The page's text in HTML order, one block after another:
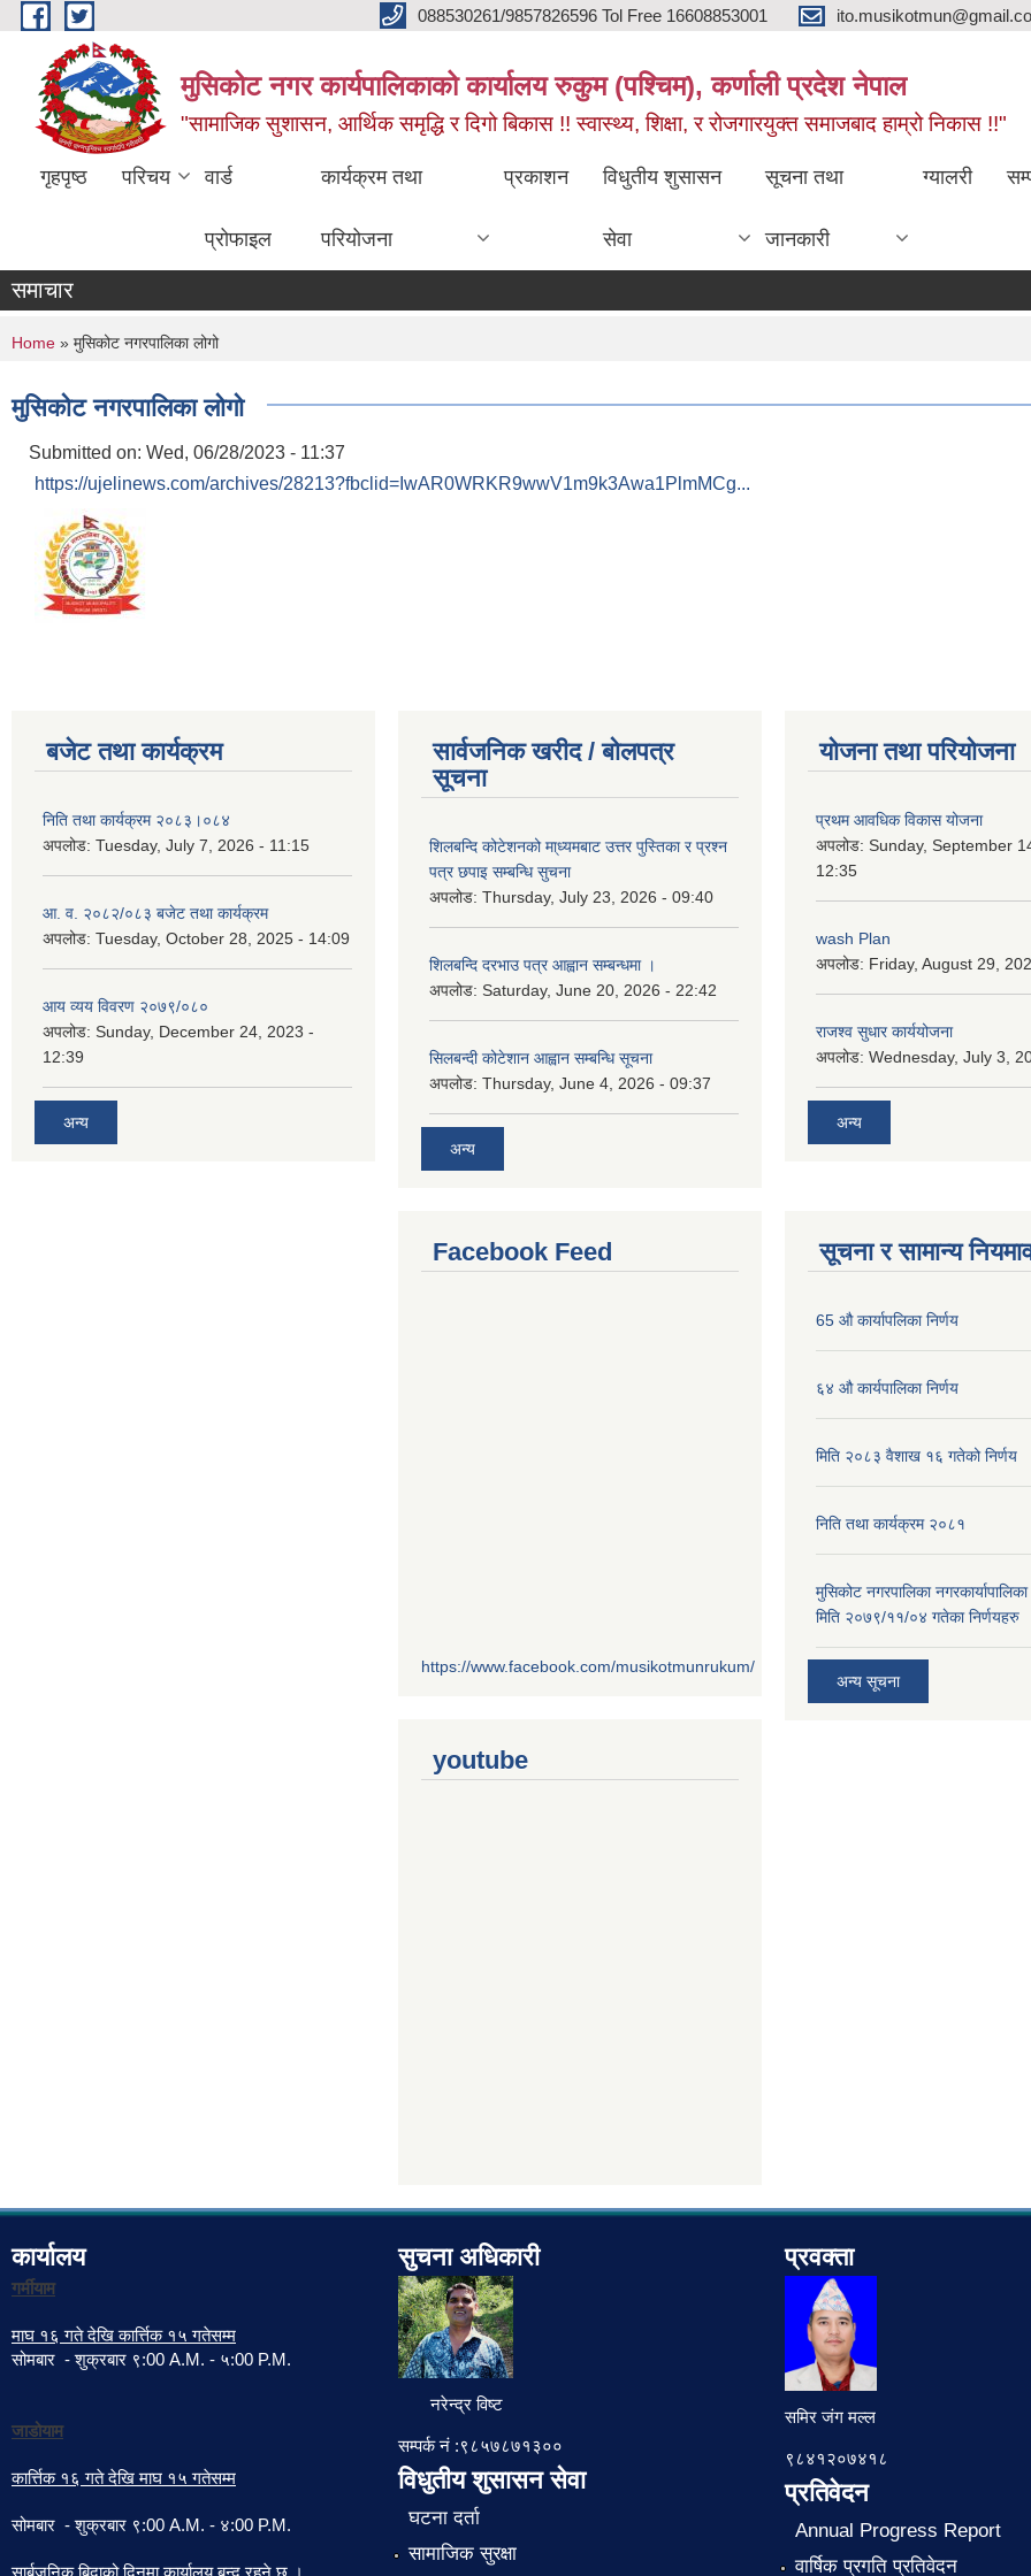
Skip to main content 088530261/9857826596 Tol Free 16608853001
मुसिकोट नगर कार्यपालिकाको कार्यालय रुकुम (पश्चिम), कर्णाली प्रदेश नेपाल
"सामाजिक सुशासन, आर्थिक समृद्धि र दिगो बिकास !! स्वास्थ्य, शिक्षा, र रोजगारयुक्त समाजबाद हाम्रो निकास !!"
गृहपृष्ठ परिचय वार्ड
प्रोफाइल
कार्यक्रम तथा
परियोजना
प्रकाशन विधुतीय शुसासन
सेवा
सूचना तथा
जानकारी
ग्यालरी
समाचार
You are here
Home » मुसिकोट नगरपालिका लोगो
मुसिकोट नगरपालिका लोगो
Submitted on: Wed, 06/28/2023 - 11:37
https://ujelinews.com/archives/28213?fbclid=IwAR0WRKR9wwV1m9k3Awa1PlmMCg...
बजेट तथा कार्यक्रम
निति तथा कार्यक्रम २०८३।०८४
अपलोड: Tuesday, July 7, 2026 - 11:15
आ. व. २०८२/०८३ बजेट तथा कार्यक्रम
अपलोड: Tuesday, October 28, 2025 - 14:09
आय व्यय विवरण २०७९/०८०
अपलोड: Sunday, December 24, 2023 -
12:39
अन्य
सार्वजनिक खरीद / बोलपत्र
सूचना
शिलबन्दि कोटेशनको मा्ध्यमबाट उत्तर पुस्तिका र प्रश्न
पत्र छपाइ सम्बन्धि सुचना
अपलोड: Thursday, July 23, 2026 - 09:40
शिलबन्दि दरभाउ पत्र आह्वान सम्बन्धमा ।
अपलोड: Saturday, June 20, 2026 - 22:42
सिलबन्दी कोटेशान आह्वान सम्बन्धि सूचना
अपलोड: Thursday, June 4, 2026 - 09:37
अन्य
योजना तथा परियोजना
प्रथम आवधिक विकास योजना
अपलोड: Sunday, September
12:35
wash Plan
अपलोड: Friday, August 29,
राजश्व सुधार कार्ययोजना
अपलोड: Wednesday, July 3,
अन्य
Facebook Feed
https://www.facebook.com/musikotmunrukum/
youtube
सूचना र सामान्य
65 औ कार्यापलिका निर्णय
६४ औ कार्यपालिका निर्णय
मिति २०८३ वैशाख १६ गतेको निर्णय
निति तथा कार्यक्रम २०८१
मुसिकोट नगरपालिका
मिति २०७९/११/०४ गतेका निर्णयहरु
अन्य सूचना
कार्यालय
गर्मीयाम
माघ १६ गते देखि कार्त्तिक १५ गतेसम्म
सोमबार - शुक्रबार ९:00 A.M. - ५:00 P.M.
जाडोयाम
कार्त्तिक १६ गते देखि माघ १५ गतेसम्म
सोमबार - शुक्रबार ९:00 A.M. - ४:00 P.M.
सार्बजनिक बिदाको दिनमा कार्यालय बन्द रहने छ ।
सुचना अधिकारी
नरेन्द्र विष्ट
सम्पर्क नं :९८५७८७१३००
विधुतीय शुसासन सेवा
घटना दर्ता
सामाजिक सुरक्षा
प्रवक्ता
समिर जंग मल्ल
९८४१२०७४१८
प्रतिवेदन
Annual Progress Report
वार्षिक प्रगति प्रतिवेदन